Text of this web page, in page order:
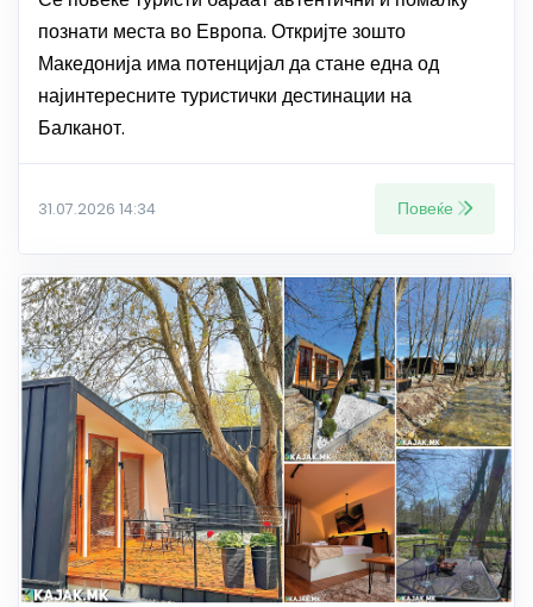
познати места во Европа. Откријте зошто
Македонија има потенцијал да стане една од
најинтересните туристички дестинации на
Балканот.
31.07.2026 14:34 Повеќе